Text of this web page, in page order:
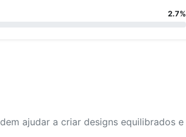
2.7%
ajudar a criar designs equilibrados e